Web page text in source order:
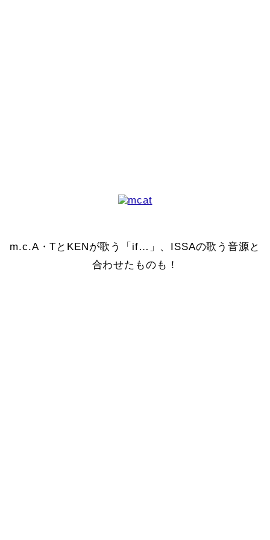
m.c.A・TとKENが歌う「if…」、ISSAの歌う音源と
合わせたものも！